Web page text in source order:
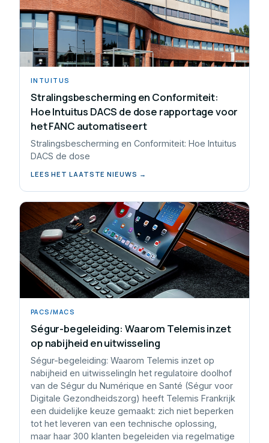
INTUITUS
Stralingsbescherming en Conformiteit:
Hoe Intuitus DACS de dose rapportage voor
het FANC automatiseert
Stralingsbescherming en Conformiteit: Hoe Intuitus
DACS de dose
LEES HET LAATSTE NIEUWS →
PACS/MACS
Ségur-begeleiding: Waarom Telemis inzet
op nabijheid en uitwisseling
Ségur-begeleiding: Waarom Telemis inzet op
nabijheid en uitwisselingIn het regulatoire doolhof
van de Ségur du Numérique en Santé (Ségur voor
Digitale Gezondheidszorg) heeft Telemis Frankrijk
een duidelijke keuze gemaakt: zich niet beperken
tot het leveren van een technische oplossing,
maar haar 300 klanten begeleiden via regelmatige